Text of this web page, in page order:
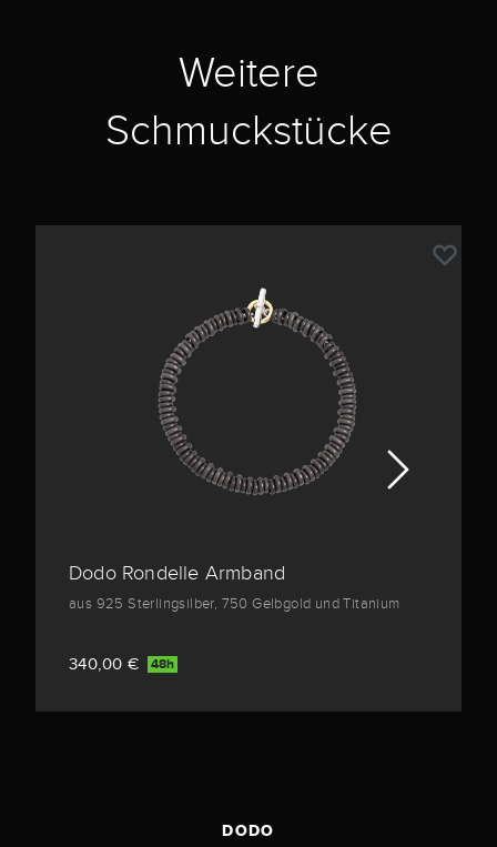
Weitere
Schmuckstücke
Dodo Rondelle Armband
aus 925 Sterlingsilber, 750 Gelbgold und Titanium
340,00 € 48h
DODO